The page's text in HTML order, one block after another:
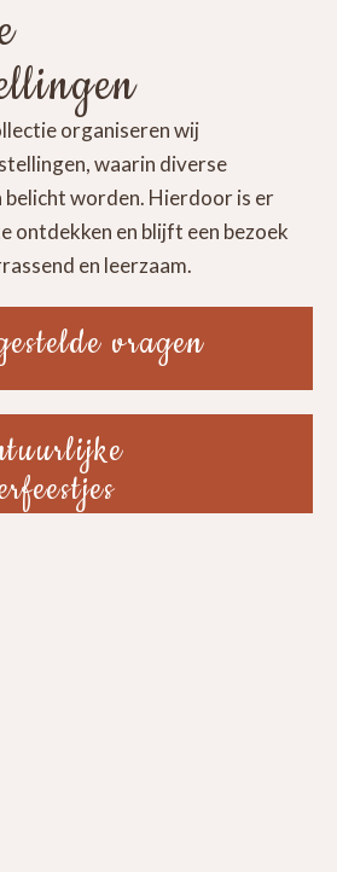
organiseren wij
waarin diverse
worden. Hierdoor is er
ontdekken en blijft een bezoek
en leerzaam.
vragen